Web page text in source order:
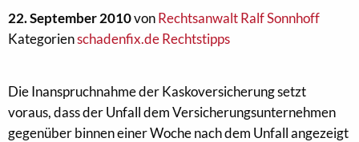
22. September 2010vonRechtsanwalt Ralf Sonnhoff
Kategorienschadenfix.de Rechtstipps
Die Inanspruchnahme der Kaskoversicherung setzt
voraus, dass der Unfall dem Versicherungsunternehmen
gegenüber binnen einer Woche nach dem Unfall angezeigt